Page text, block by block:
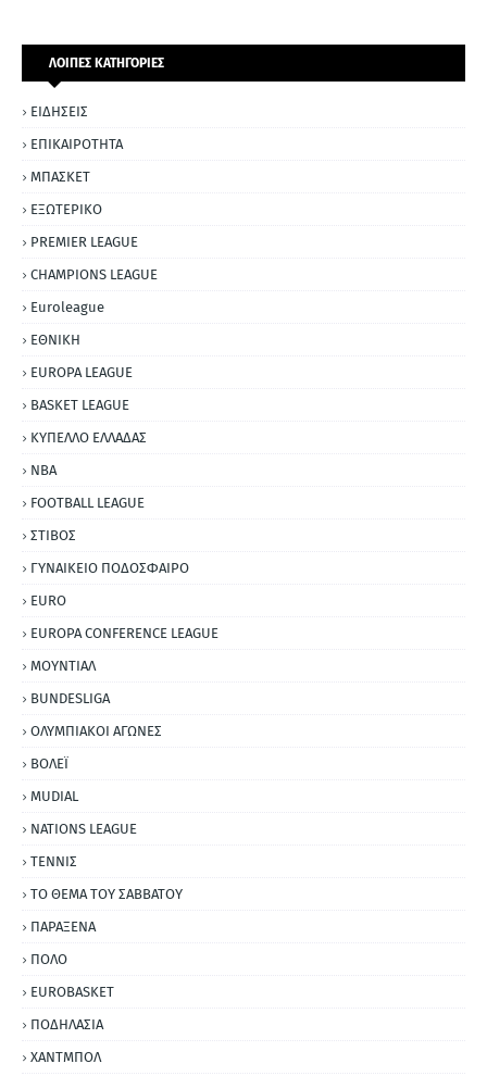
ΛΟΙΠΕΣ ΚΑΤΗΓΟΡΙΕΣ
ΕΙΔΗΣΕΙΣ
ΕΠΙΚΑΙΡΟΤΗΤΑ
ΜΠΑΣΚΕΤ
ΕΞΩΤΕΡΙΚΟ
PREMIER LEAGUE
CHAMPIONS LEAGUE
Euroleague
ΕΘΝΙΚΗ
EUROPA LEAGUE
BASKET LEAGUE
ΚΥΠΕΛΛΟ ΕΛΛΑΔΑΣ
NBA
FOOTBALL LEAGUE
ΣΤΙΒΟΣ
ΓΥΝΑΙΚΕΙΟ ΠΟΔΟΣΦΑΙΡΟ
EURO
EUROPA CONFERENCE LEAGUE
ΜΟΥΝΤΙΑΛ
BUNDESLIGA
ΟΛΥΜΠΙΑΚΟΙ ΑΓΩΝΕΣ
ΒΟΛΕΪ
MUDIAL
NATIONS LEAGUE
ΤΕΝΝΙΣ
ΤΟ ΘΕΜΑ ΤΟΥ ΣΑΒΒΑΤΟΥ
ΠΑΡΑΞΕΝΑ
ΠΟΛΟ
EUROBASKET
ΠΟΔΗΛΑΣΙΑ
ΧΑΝΤΜΠΟΛ